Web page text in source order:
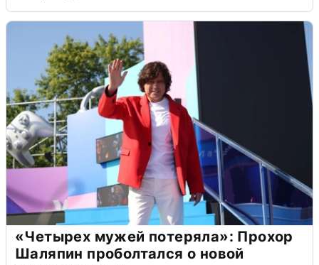
«Четырех мужей потеряла»: Прохор
Шаляпин проболтался о новой